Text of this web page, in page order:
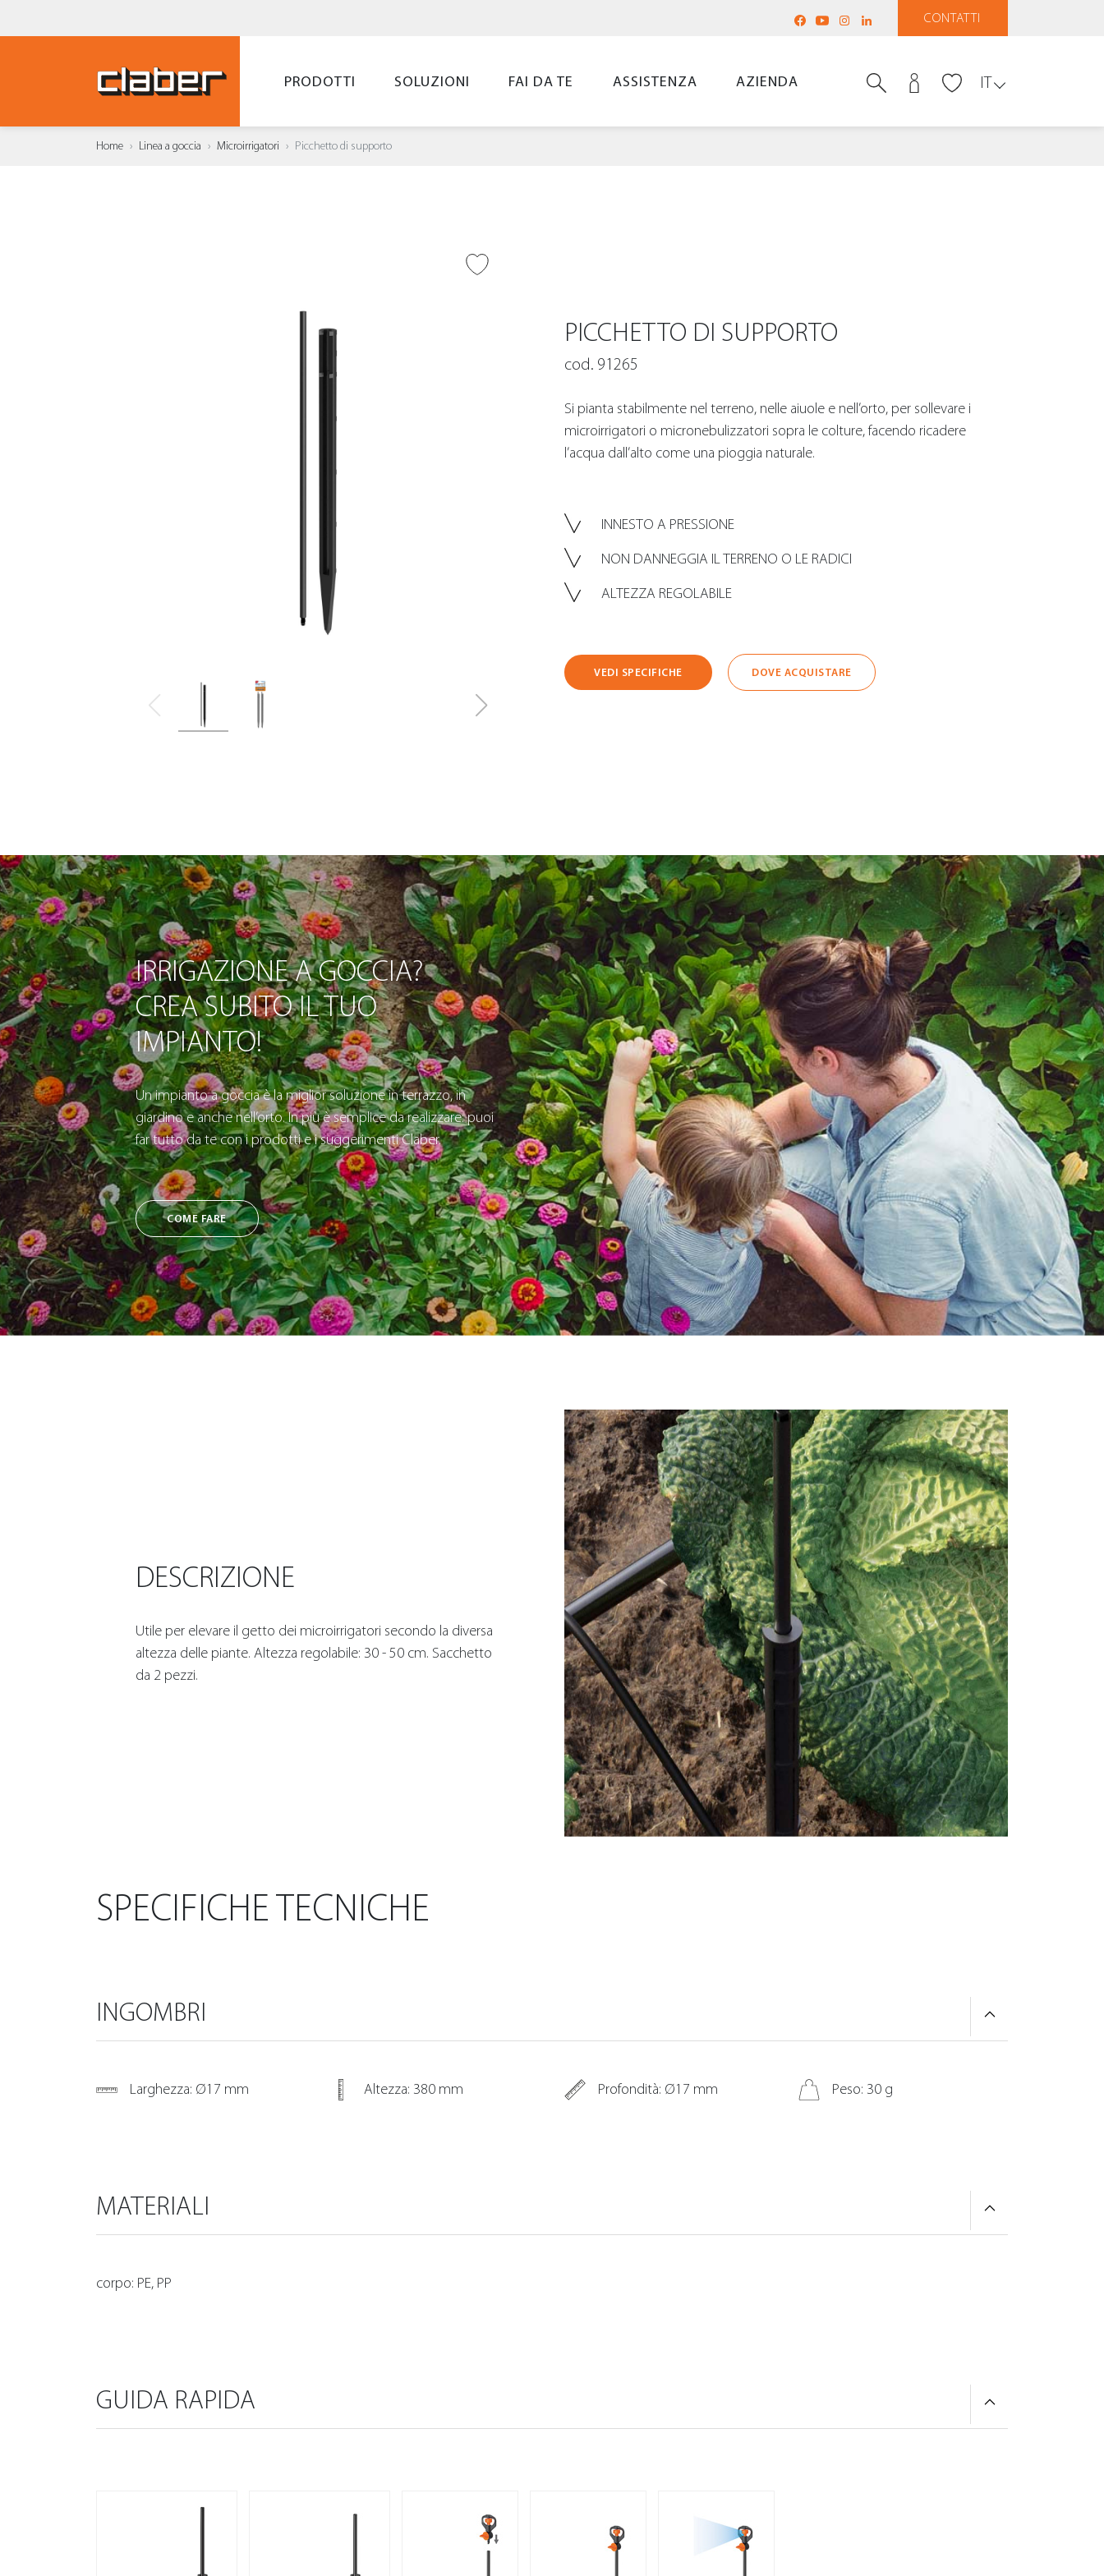
CONTATTI
PRODOTTI SOLUZIONI FAI DA TE ASSISTENZA AZIENDA IT
Home Linea a goccia Microirrigatori Picchetto di supporto
PICCHETTO DI SUPPORTO
cod. 91265
Si pianta stabilmente nel terreno, nelle aiuole e nell’orto, per sollevare i
microirrigatori o micronebulizzatori sopra le colture, facendo ricadere
l’acqua dall’alto come una pioggia naturale.
INNESTO A PRESSIONE
NON DANNEGGIA IL TERRENO O LE RADICI
ALTEZZA REGOLABILE
VEDI SPECIFICHE DOVE ACQUISTARE
IRRIGAZIONE A GOCCIA?
CREA SUBITO IL TUO
IMPIANTO!
Un impianto a goccia è la miglior soluzione in terrazzo, in
giardino e anche nell’orto. In più è semplice da realizzare: puoi
far tutto da te con i prodotti e i suggerimenti Claber.
COME FARE
DESCRIZIONE
Utile per elevare il getto dei microirrigatori secondo la diversa
altezza delle piante. Altezza regolabile: 30 - 50 cm. Sacchetto
da 2 pezzi.
SPECIFICHE TECNICHE
INGOMBRI
Larghezza: Ø17 mm Altezza: 380 mm Profondità: Ø17 mm Peso: 30 g
MATERIALI
corpo: PE, PP
GUIDA RAPIDA